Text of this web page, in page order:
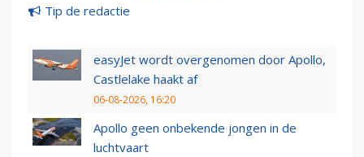
Tip de redactie
easyJet wordt overgenomen door Apollo,
Castlelake haakt af
06-08-2026, 16:20
Apollo geen onbekende jongen in de
luchtvaart